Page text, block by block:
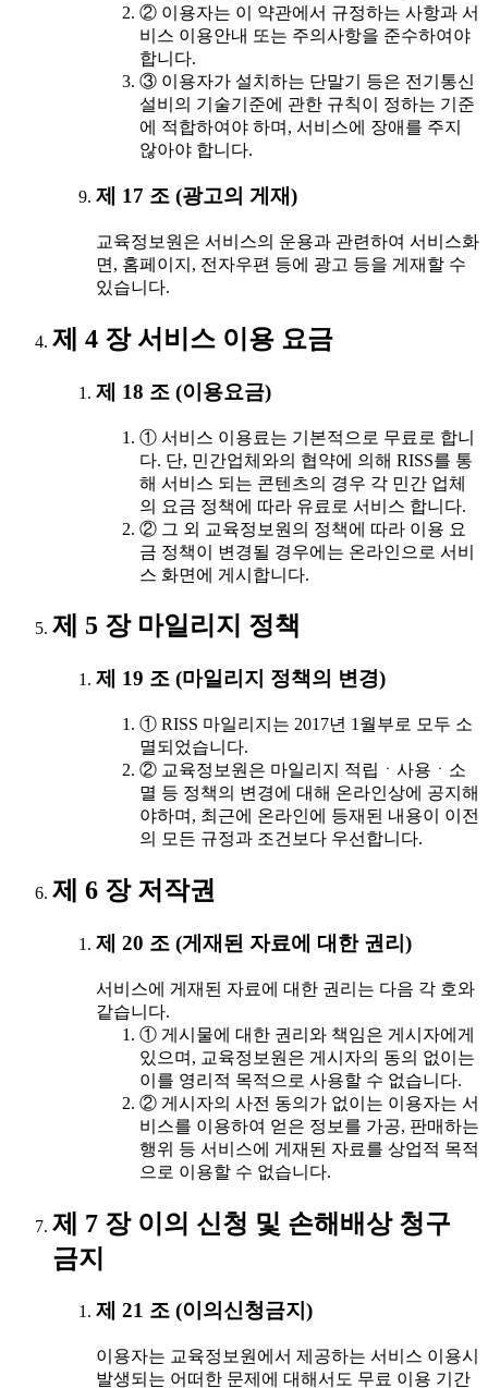
② 이용자는 이 약관에서 규정하는 사항과 서
비스 이용안내 또는 주의사항을 준수하여야
합니다.
③ 이용자가 설치하는 단말기 등은 전기통신
설비의 기술기준에 관한 규칙이 정하는 기준
에 적합하여야 하며, 서비스에 장애를 주지
않아야 합니다.
제 17 조 (광고의 게재)
교육정보원은 서비스의 운용과 관련하여 서비스화
면, 홈페이지, 전자우편 등에 광고 등을 게재할 수
있습니다.
제 4 장 서비스 이용 요금
제 18 조 (이용요금)
① 서비스 이용료는 기본적으로 무료로 합니
다. 단, 민간업체와의 협약에 의해 RISS를 통
해 서비스 되는 콘텐츠의 경우 각 민간 업체
의 요금 정책에 따라 유료로 서비스 합니다.
② 그 외 교육정보원의 정책에 따라 이용 요
금 정책이 변경될 경우에는 온라인으로 서비
스 화면에 게시합니다.
제 5 장 마일리지 정책
제 19 조 (마일리지 정책의 변경)
① RISS 마일리지는 2017년 1월부로 모두 소
멸되었습니다.
② 교육정보원은 마일리지 적립ㆍ사용ㆍ소
멸 등 정책의 변경에 대해 온라인상에 공지해
야하며, 최근에 온라인에 등재된 내용이 이전
의 모든 규정과 조건보다 우선합니다.
제 6 장 저작권
제 20 조 (게재된 자료에 대한 권리)
서비스에 게재된 자료에 대한 권리는 다음 각 호와
같습니다.
① 게시물에 대한 권리와 책임은 게시자에게
있으며, 교육정보원은 게시자의 동의 없이는
이를 영리적 목적으로 사용할 수 없습니다.
② 게시자의 사전 동의가 없이는 이용자는 서
비스를 이용하여 얻은 정보를 가공, 판매하는
행위 등 서비스에 게재된 자료를 상업적 목적
으로 이용할 수 없습니다.
제 7 장 이의 신청 및 손해배상 청구
금지
제 21 조 (이의신청금지)
이용자는 교육정보원에서 제공하는 서비스 이용시
발생되는 어떠한 문제에 대해서도 무료 이용 기간